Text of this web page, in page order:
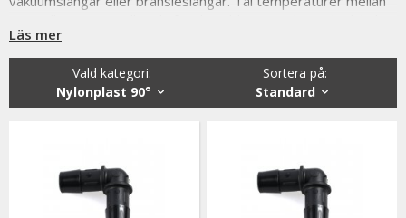
Finns i flera olika storlekar t.ex. 3mm / 4mm / 8mm.
Läs mer
Sortera på:
Standard
Vald kategori:
Nylonplast 90°